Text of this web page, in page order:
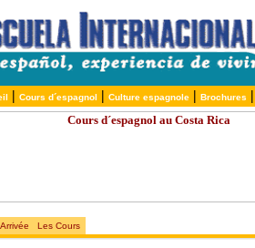
| Cours d´espagnol | Culture espagnole | Brochures |
Arrivée Les Cours